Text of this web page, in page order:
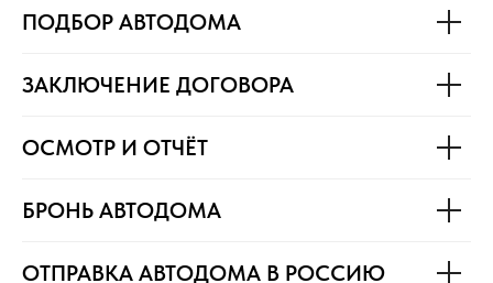
ПОДБОР АВТОДОМА
ЗАКЛЮЧЕНИЕ ДОГОВОРА
ОСМОТР И ОТЧЁТ
БРОНЬ АВТОДОМА
ОТПРАВКА АВТОДОМА В РОССИЮ